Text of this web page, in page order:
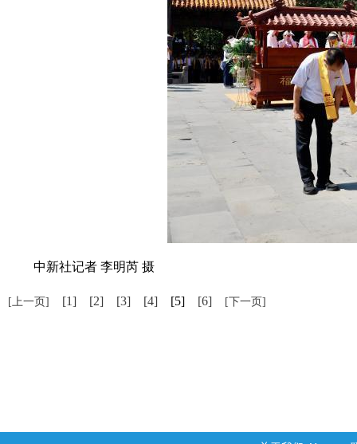
中新社记者 李明芮 摄
[上一页] [1] [2] [3] [4] [5] [6] [下一页]